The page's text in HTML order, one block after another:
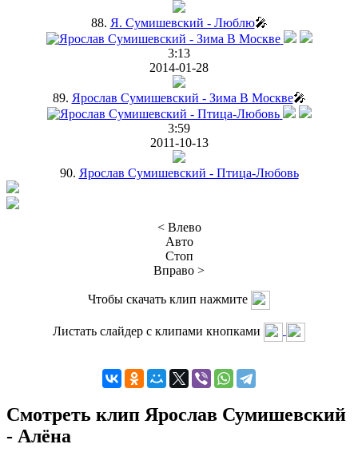
88. Я. Сумишевский - Люблю🎤
3:13
2014-01-28
89. Ярослав Сумишевский - Зима В Москве🎤
3:59
2011-10-13
90. Ярослав Сумишевский - Птица-Любовь
< Влево
Авто
Стоп
Вправо >
Чтобы скачать клип нажмите
Листать слайдер с клипами кнопками
Смотреть клип Ярослав Сумишевский
- Алёна